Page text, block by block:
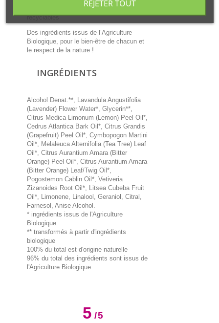
-100% de nos flacons et étuis sont
recyclables
Des ingrédients issus de l’Agriculture
Biologique, pour le bien-être de chacun et
le respect de la nature !
INGRÉDIENTS
Alcohol Denat.**, Lavandula Angustifolia
(Lavender) Flower Water*, Glycerin**,
Citrus Medica Limonum (Lemon) Peel Oil*,
Cedrus Atlantica Bark Oil*, Citrus Grandis
(Grapefruit) Peel Oil*, Cymbopogon Martini
Oil*, Melaleuca Alternifolia (Tea Tree) Leaf
Oil*, Citrus Aurantium Amara (Bitter
Orange) Peel Oil*, Citrus Aurantium Amara
(Bitter Orange) Leaf/Twig Oil*,
Pogostemon Cablin Oil*, Vetiveria
Zizanoides Root Oil*, Litsea Cubeba Fruit
Oil*, Limonene, Linalool, Geraniol, Citral,
Farnesol, Anise Alcohol.
* ingrédients issus de l'Agriculture
Biologique
** transformés à partir d'ingrédients
biologique
100% du total est d'origine naturelle
96% du total des ingrédients sont issus de
l'Agriculture Biologique
5/5
REJETER TOUT